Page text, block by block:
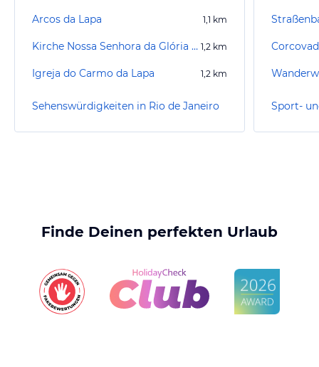
Arcos da Lapa 1,1 km
Kirche Nossa Senhora da Glória do Outeiro 1,2 km
Igreja do Carmo da Lapa 1,2 km
Sehenswürdigkeiten in Rio de Janeiro
Finde Deinen perfekten Urlaub